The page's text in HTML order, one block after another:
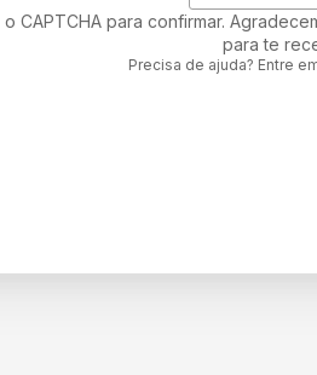
CAPTCHA para confirmar.
para te
Precisa de ajuda? Entre